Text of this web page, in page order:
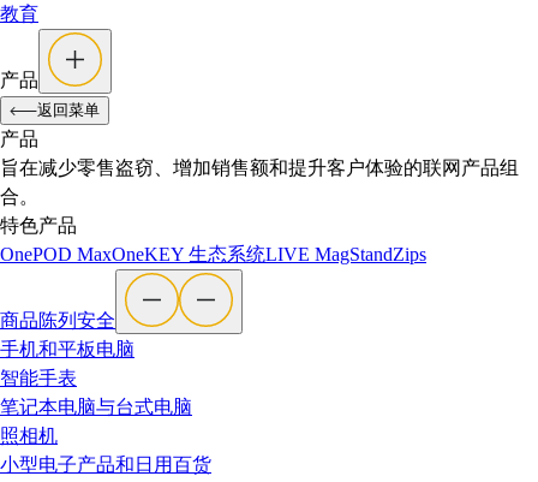
教育
产品
返回菜单
产品
旨在减少零售盗窃、增加销售额和提升客户体验的联网产品组
合。
特色产品
OnePOD MaxOneKEY 生态系统LIVE MagStandZips
商品陈列安全
手机和平板电脑
智能手表
笔记本电脑与台式电脑
照相机
小型电子产品和日用百货